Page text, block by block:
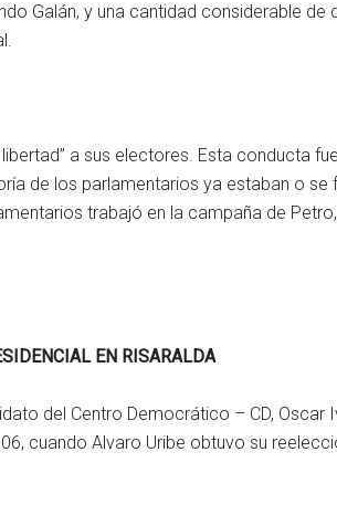
Galán, y una cantidad considerable de
a sus electores. Esta conducta
de los parlamentarios ya estaban o se
trabajó en la campaña de
EN RISARALDA
del Centro Democrático – CD, Oscar
cuando Alvaro Uribe obtuvo su